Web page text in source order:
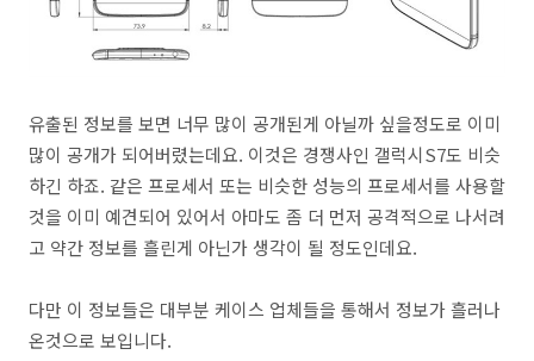
유출된 정보를 보면 너무 많이 공개된게 아닐까 싶을정도로 이미
많이 공개가 되어버렸는데요. 이것은 경쟁사인 갤럭시S7도 비슷
하긴 하죠. 같은 프로세서 또는 비슷한 성능의 프로세서를 사용할
것을 이미 예견되어 있어서 아마도 좀 더 먼저 공격적으로 나서려
고 약간 정보를 흘린게 아닌가 생각이 될 정도인데요.
다만 이 정보들은 대부분 케이스 업체들을 통해서 정보가 흘러나
온것으로 보입니다.